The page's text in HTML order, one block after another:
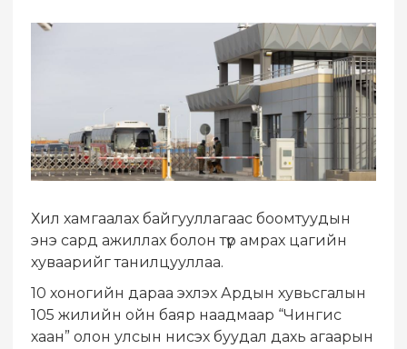
Хил хамгаалах байгууллагаас боомтуудын
энэ сард ажиллах болон түр амрах цагийн
хуваарийг танилцууллаа.
10 хоногийн дараа эхлэх Ардын хувьсгалын
105 жилийн ойн баяр наадмаар “Чингис
хаан” олон улсын нисэх буудал дахь агаарын